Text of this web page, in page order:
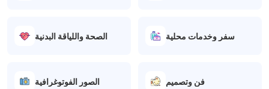
الصحة واللياقة البدنية سفر وخدمات محلية
الصور الفوتوغرافية فن وتصميم